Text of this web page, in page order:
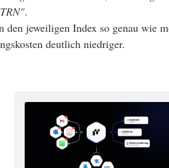
.
den jeweiligen Index so genau wie
deutlich niedriger.